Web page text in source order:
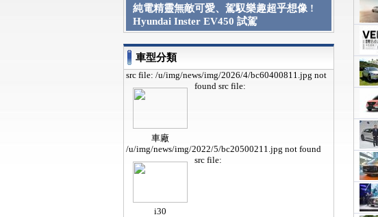
純電精靈無敵可愛、駕馭樂趣超乎想像 !
Hyundai Inster EV450 試駕
車型分類
src file: /u/img/news/img/2026/4/bc60400811.jpg not
found
車廠
src file:
/u/img/news/img/2022/5/bc20500211.jpg not found
i30
src file: